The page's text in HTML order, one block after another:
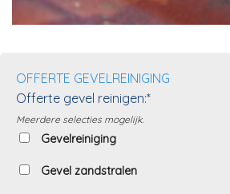
OFFERTE GEVELREINIGING
Offerte gevel reinigen:*
Meerdere selecties mogelijk.
Gevelreiniging
Gevel zandstralen